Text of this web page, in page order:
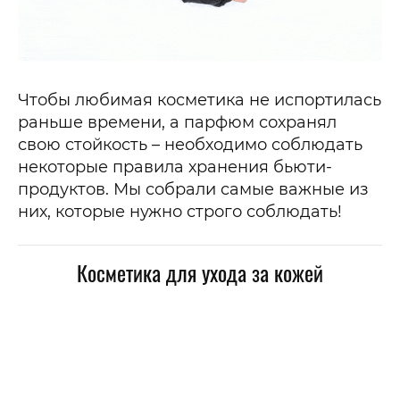
Чтобы любимая косметика не испортилась
раньше времени, а парфюм сохранял
свою стойкость – необходимо соблюдать
некоторые правила хранения бьюти-
продуктов. Мы собрали самые важные из
них, которые нужно строго соблюдать!
Косметика для ухода за кожей